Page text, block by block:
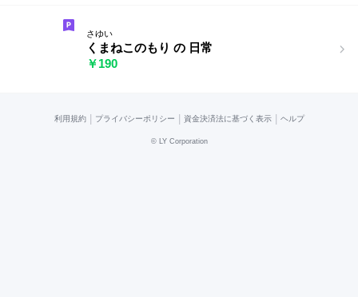
さゆい
くまねこのもり の 日常
￥190
利用規約 プライバシーポリシー 資金決済法に基づく表示 ヘルプ
© LY Corporation